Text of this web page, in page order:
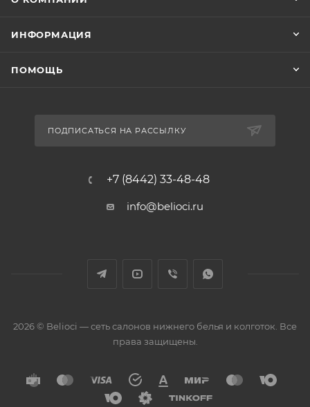
ИНФОРМАЦИЯ
ПОМОЩЬ
ПОДПИСАТЬСЯ НА РАССЫЛКУ
+7 (8442) 33-48-48
info@belioci.ru
2026 © Belioci — сеть салонов нижнего белья и колготок. Все
права защищены.